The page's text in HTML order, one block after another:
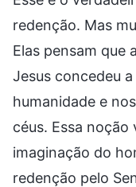
redenção. Mas
Elas pensam que
Jesus concedeu
humanidade e
céus. Essa
imaginação do
redenção pelo